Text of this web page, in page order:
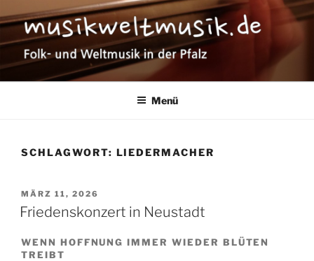
Inhalt
springen
MUSIKWELTMUSIK
Folk- und Weltmusik in der Pfalz
Menü
SCHLAGWORT: LIEDERMACHER
VERÖFFENTLICHT
AM
MÄRZ 11, 2026
Friedenskonzert in Neustadt
WENN HOFFNUNG IMMER WIEDER BLÜTEN
TREIBT